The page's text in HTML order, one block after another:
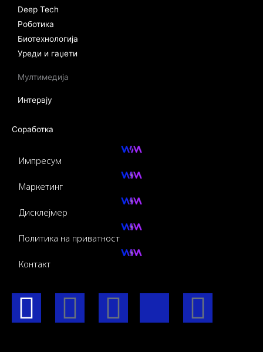
Deep Tech
Роботика
Биотехнологија
Уреди и гаџети
Мултимедија
Интервју
Соработка
Импресум
Маркетинг
Дисклејмер
Политика на приватност
Контакт
F
I
Y
L